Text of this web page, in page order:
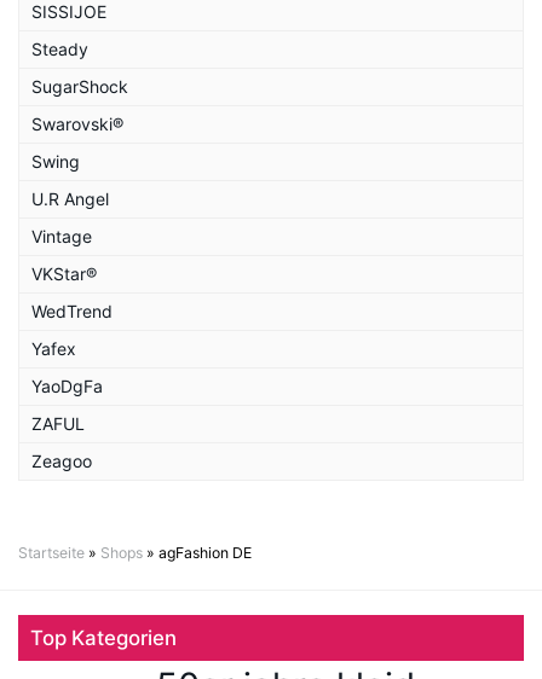
SISSIJOE
Steady
SugarShock
Swarovski®
Swing
U.R Angel
Vintage
VKStar®
WedTrend
Yafex
YaoDgFa
ZAFUL
Zeagoo
Startseite » Shops » agFashion DE
Top Kategorien